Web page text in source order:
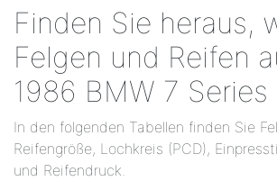
Finden Sie heraus,
Felgen und Reifen
1986 BMW 7 Series
In den folgenden Tabellen finden Sie
Reifengröße, Lochkreis (PCD),
und Reifendruck.